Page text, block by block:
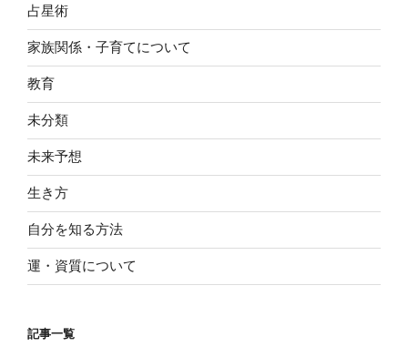
占星術
家族関係・子育てについて
教育
未分類
未来予想
生き方
自分を知る方法
運・資質について
記事一覧